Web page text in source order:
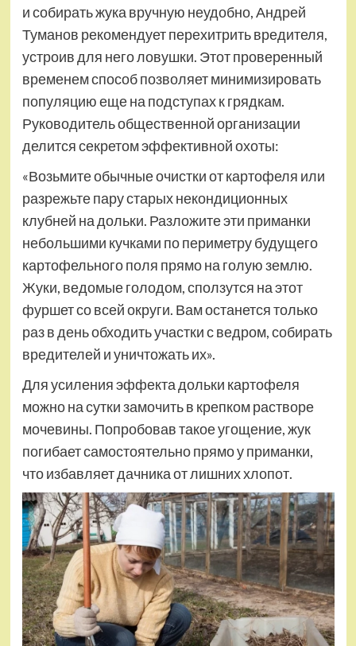
и собирать жука вручную неудобно, Андрей
Туманов рекомендует перехитрить вредителя,
устроив для него ловушки. Этот проверенный
временем способ позволяет минимизировать
популяцию еще на подступах к грядкам.
Руководитель общественной организации
делится секретом эффективной охоты:
«Возьмите обычные очистки от картофеля или
разрежьте пару старых некондиционных
клубней на дольки. Разложите эти приманки
небольшими кучками по периметру будущего
картофельного поля прямо на голую землю.
Жуки, ведомые голодом, сползутся на этот
фуршет со всей округи. Вам останется только
раз в день обходить участки с ведром, собирать
вредителей и уничтожать их».
Для усиления эффекта дольки картофеля
можно на сутки замочить в крепком растворе
мочевины. Попробовав такое угощение, жук
погибает самостоятельно прямо у приманки,
что избавляет дачника от лишних хлопот.